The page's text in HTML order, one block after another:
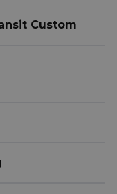
Custom